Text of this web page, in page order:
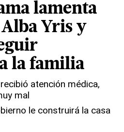
lamenta
Yris y
la familia
atención médica,
mal
le construirá la casa